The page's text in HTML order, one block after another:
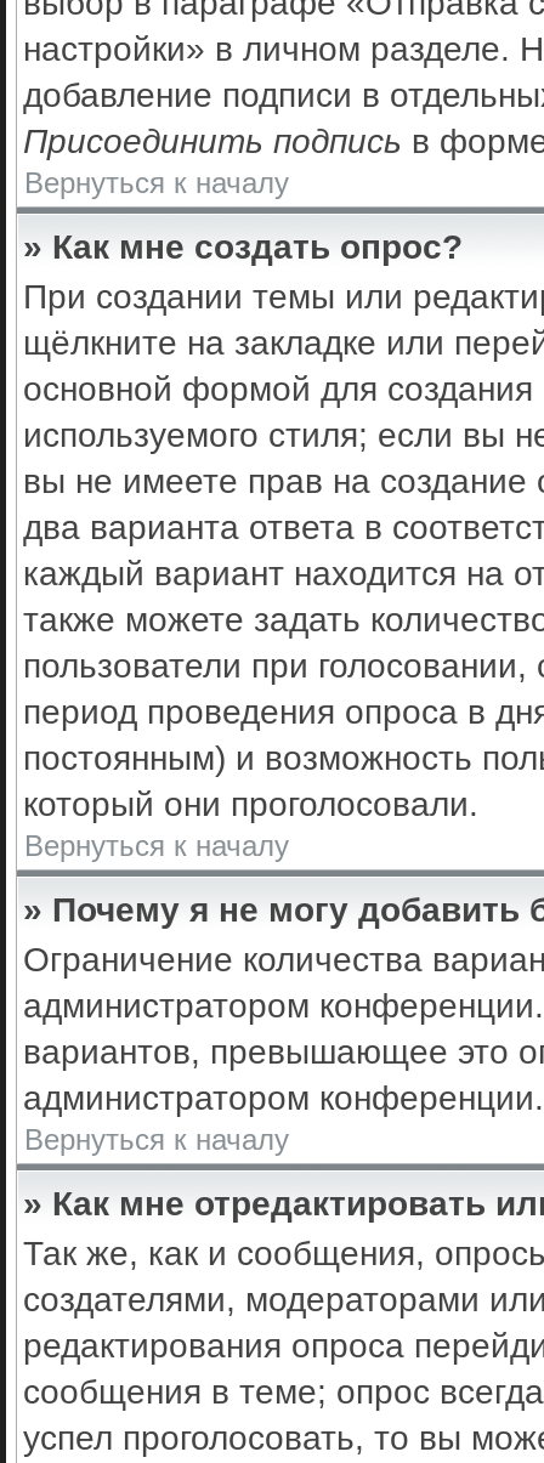
настройки» в личном разделе.
добавление подписи в
Присоединить подпись в
Вернуться к началу
» Как мне создать опрос?
При создании темы или
щёлкните на закладке или
основной формой для
используемого стиля; если вы
вы не имеете прав на
два варианта ответа в
каждый вариант находится на
также можете задать
пользователи при
период проведения опроса в
постоянным) и возможность
который они проголосовали.
Вернуться к началу
» Почему я не могу добавить
Ограничение количества
администратором
вариантов, превышающее это
администратором конференции.
Вернуться к началу
» Как мне отредактировать
Так же, как и сообщения,
создателями, модераторами
редактирования опроса
сообщения в теме; опрос
успел проголосовать, то вы